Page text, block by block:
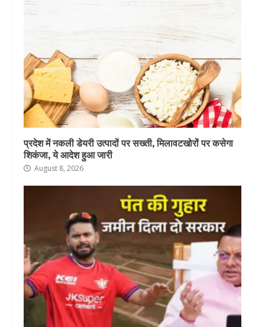
प्रदेश में नकली डेयरी उत्पादों पर सख्ती, मिलावटखोरों पर कसेगा
शिकंजा, ये आदेश हुआ जारी
August 8, 2026